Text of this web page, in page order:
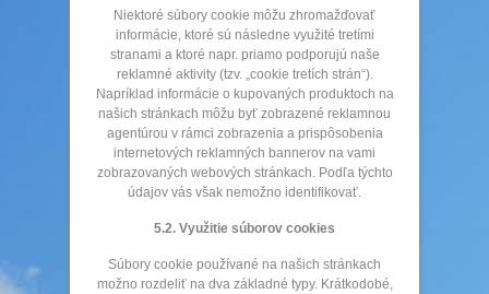
Niektoré súbory cookie môžu zhromažďovať
informácie, ktoré sú následne využité tretími
stranami a ktoré napr. priamo podporujú naše
reklamné aktivity (tzv. „cookie tretích strán“).
Napríklad informácie o kupovaných produktoch na
našich stránkach môžu byť zobrazené reklamnou
agentúrou v rámci zobrazenia a prispôsobenia
internetových reklamných bannerov na vami
zobrazovaných webových stránkach. Podľa týchto
údajov vás však nemožno identifikovať.
5.2. Využitie súborov cookies
Súbory cookie používané na našich stránkach
možno rozdeliť na dva základné typy. Krátkodobé,